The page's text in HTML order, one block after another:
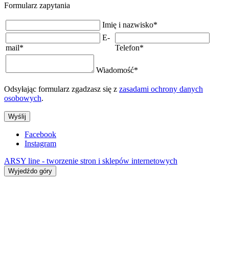
Formularz zapytania
Imię i nazwisko*
E-
mail* Telefon*
Wiadomość*
Odsyłając formularz zgadzasz się z zasadami ochrony danych
osobowych.
Wyślij
Facebook
Instagram
ARSY line - tworzenie stron i sklepów internetowych
Wyjedźdo góry